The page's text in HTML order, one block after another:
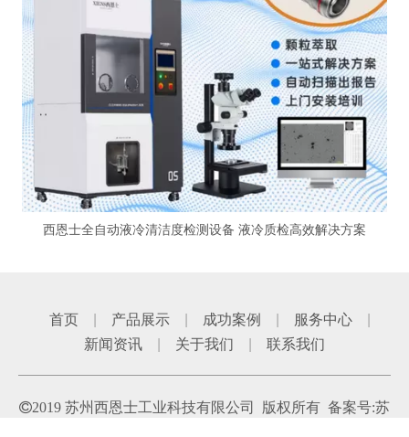
西恩士全自动液冷清洁度检测设备 液冷质检高效解决方案
首页 产品展示 成功案例 服务中心
新闻资讯
关于我们 联系我们
2019 苏州西恩士工业科技有限公司 版权所有 备案号:苏